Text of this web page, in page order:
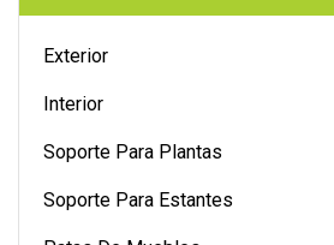
Exterior
Interior
Soporte Para Plantas
Soporte Para Estantes